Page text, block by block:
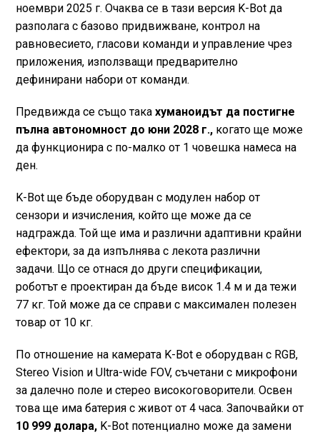
ноември 2025 г. Очаква се в тази версия K-Bot да
разполага с базово придвижване, контрол на
равновесието, гласови команди и управление чрез
приложения, използващи предварително
дефинирани набори от команди.
Предвижда се също така хуманоидът да постигне
пълна автономност до юни 2028 г.,когато ще може
да функционира с по-малко от 1 човешка намеса на
ден.
K-Bot ще бъде оборудван с модулен набор от
сензори и изчисления, който ще може да се
надгражда. Той ще има и различни адаптивни крайни
ефектори, за да изпълнява с лекота различни
задачи. Що се отнася до други спецификации,
роботът е проектиран да бъде висок 1.4 м и да тежи
77 кг. Той може да се справи с максимален полезен
товар от 10 кг.
По отношение на камерата K-Bot е оборудван с RGB,
Stereo Vision и Ultra-wide FOV, съчетани с микрофони
за далечно поле и стерео високоговорители. Освен
това ще има батерия с живот от 4 часа. Започвайки от
10 999 долара,K-Bot потенциално може да замени